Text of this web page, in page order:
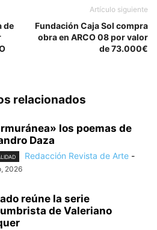
de
Artículo siguiente
Fundación Caja Sol compra
obra en ARCO 08 por valor
de 73.000€
relacionados
los poemas de
Daza
Redacción Revista de Arte -
2026
reúne la serie
de Valeriano